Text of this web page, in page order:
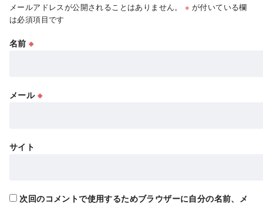
メールアドレスが公開されることはありません。 ※ が付いている欄
は必須項目です
名前※
メール ※
サイト
次回のコメントで使用するためブラウザーに自分の名前、メ